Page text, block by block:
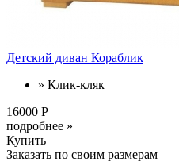
Детский диван Кораблик
» Клик-кляк
16000 Р
подробнее »
Купить
Заказать по своим размерам